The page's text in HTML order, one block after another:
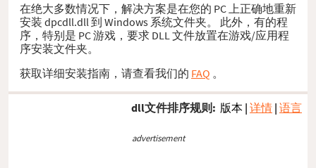
在绝大多数情况下，解决方案是在您的 PC 上正确地重新
安装 dpcdll.dll 到 Windows 系统文件夹。 此外，有的程
序，特别是 PC 游戏，要求 DLL 文件放置在游戏/应用程
序安装文件夹。
获取详细安装指南，请查看我们的 FAQ 。
dll文件排序规则: 版本 | 详情 | 语言
advertisement